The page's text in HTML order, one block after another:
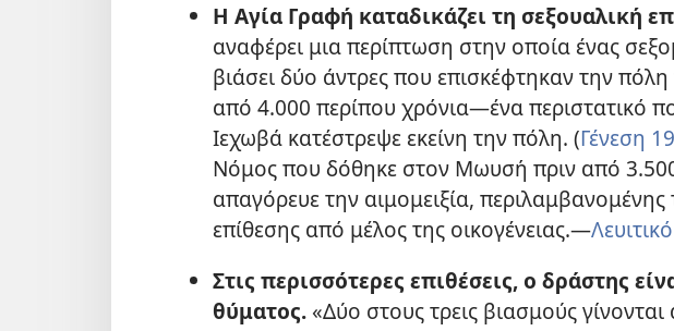
Η Αγία Γραφή καταδικάζει τη σεξουαλική
αναφέρει μια περίπτωση στην οποία ένας
βιάσει δύο άντρες που επισκέφτηκαν την
από 4.000 περίπου χρόνια​—ένα περιστατικό
Ιεχωβά κατέστρεψε εκείνη την πόλη. (Γένεση
Νόμος που δόθηκε στον Μωυσή πριν από
απαγόρευε την αιμομειξία, περιλαμβανομένης
επίθεσης από μέλος της οικογένειας.—
Στις περισσότερες επιθέσεις, ο δράστης
θύματος.«Δύο στους τρεις βιασμούς